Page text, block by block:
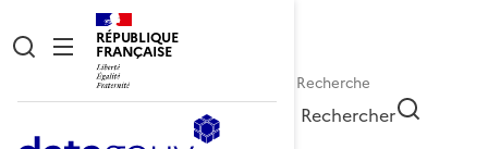
RÉPUBLIQUE
FRANÇAISE
Rechercher